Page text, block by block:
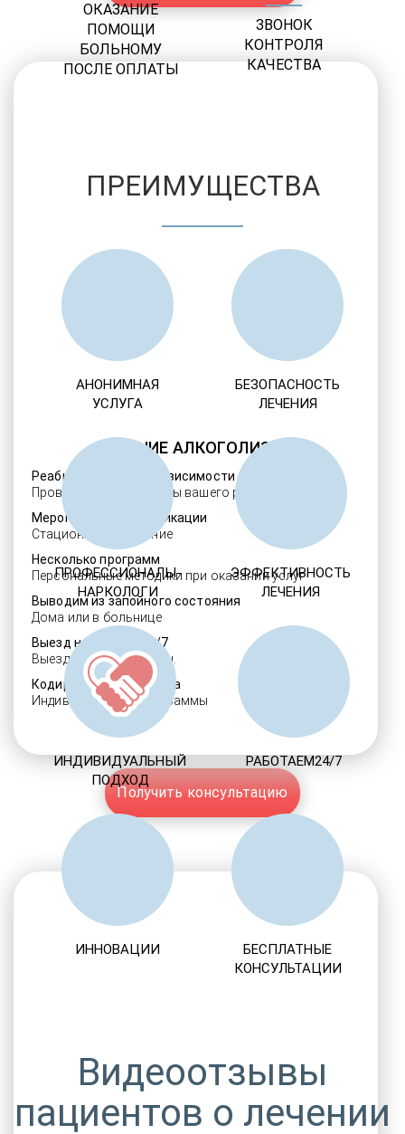
ЛЕЧЕНИЕ АЛКОГОЛИЗМА
Реабилитация алкозависимости
Проверенные ребцентры вашего региона
Мероприятия детоксикации
Стационарное лечение
Несколько программ
Персональные методики при оказании услуг
Выводим из запойного состояния
Дома или в больнице
Выезд нарколога 24/7
Выезд в течение 30 мин.
Кодировка алкоголизма
Индивидуальные программы
Получить консультацию
ОКАЗАНИЕ
ПОМОЩИ
БОЛЬНОМУ
ПОСЛЕ ОПЛАТЫ
ЗВОНОК
КОНТРОЛЯ
КАЧЕСТВА
ПРЕИМУЩЕСТВА
АНОНИМНАЯ
УСЛУГА
БЕЗОПАСНОСТЬ
ЛЕЧЕНИЯ
ПРОФЕССИОНАЛЫ-
НАРКОЛОГИ
ЭФФЕКТИВНОСТЬ
ЛЕЧЕНИЯ
ИНДИВИДУАЛЬНЫЙ
ПОДХОД
РАБОТАЕМ24/7
ИННОВАЦИИ
БЕСПЛАТНЫЕ
КОНСУЛЬТАЦИИ
Видеоотзывы
пациентов о лечении